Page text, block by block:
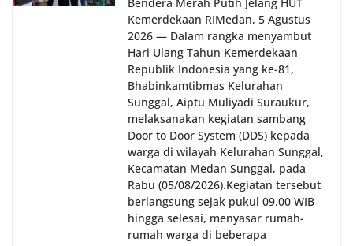
Kemerdekaan RI‎‎Medan, 5 Agustus
2026 — Dalam rangka menyambut
Hari Ulang Tahun Kemerdekaan
Republik Indonesia yang ke-81,
Bhabinkamtibmas Kelurahan
Sunggal, Aiptu Muliyadi Suraukur,
melaksanakan kegiatan sambang
Door to Door System (DDS) kepada
warga di wilayah Kelurahan Sunggal,
Kecamatan Medan Sunggal, pada
Rabu (05/08/2026).‎‎Kegiatan tersebut
berlangsung sejak pukul 09.00 WIB
hingga selesai, menyasar rumah-
rumah warga di beberapa